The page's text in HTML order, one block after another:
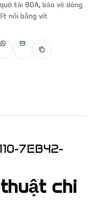
tải 80A, bảo vệ dòng
nối bằng vít
7EB42-
chi